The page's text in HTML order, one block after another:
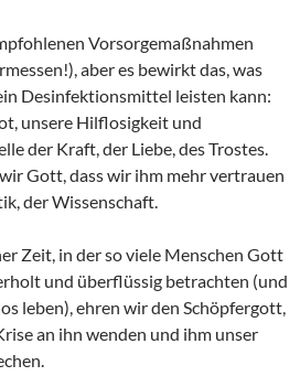
Vorsorgemaßnahmen
aber es bewirkt das, was
Desinfektionsmittel leisten kann:
unsere Hilflosigkeit und
der Kraft, der Liebe, des Trostes.
Gott, dass wir ihm mehr vertrauen
der Wissenschaft.
Zeit, in der so viele Menschen Gott
und überflüssig betrachten (und
leben), ehren wir den Schöpfergott,
an ihn wenden und ihm unser